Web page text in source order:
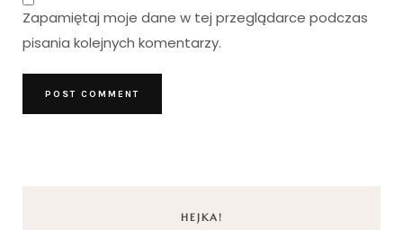
Zapamiętaj moje dane w tej przeglądarce podczas
pisania kolejnych komentarzy.
HEJKA!